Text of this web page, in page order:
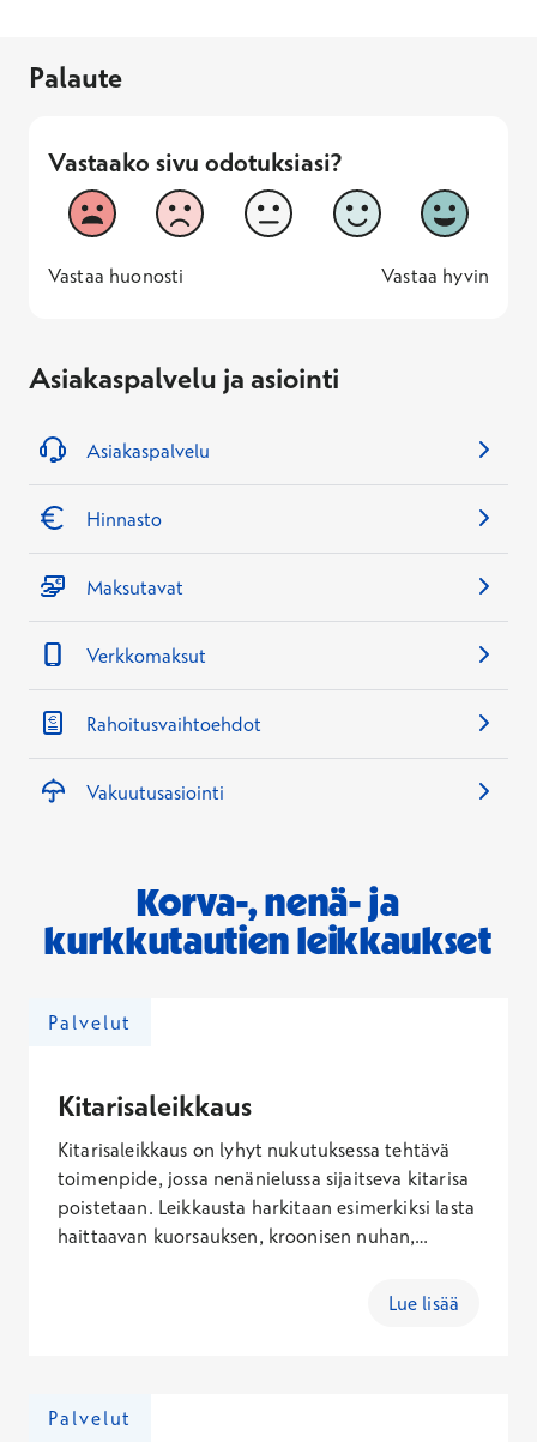
Palaute
Vastaako sivu odotuksiasi?
Vastaako sivu odotuksiasi?
1
Vastaa huonosti
2 3 4
5
Vastaa
1 -
Vastaa huonosti
— 5 -
Vastaa hyvin
Asiakaspalvelu ja asiointi
Asiakaspalvelu
Hinnasto
Maksutavat
Verkkomaksut
Rahoitusvaihtoehdot
Vakuutusasiointi
Korva-, nenä- ja
kurkkutautien leikkaukset
Palvelut
Kitarisaleikkaus
Kitarisaleikkaus on lyhyt nukutuksessa tehtävä
toimenpide, jossa nenänielussa sijaitseva kitarisa
poistetaan. Leikkausta harkitaan esimerkiksi lasta
haittaavan kuorsauksen, kroonisen nuhan,
korvatulehdusten vuoksi. Jos lapsella on oireita,
Lue lisää
Palvelut